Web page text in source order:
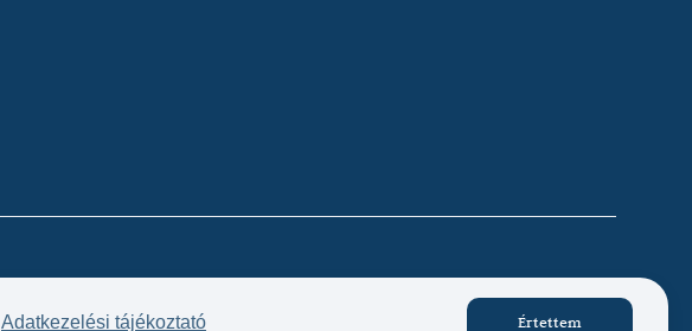
Adatkezelési tájékoztató Értettem